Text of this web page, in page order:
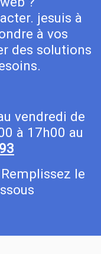
jesuis à
à vos
des solutions
vendredi de
à 17h00 au
le